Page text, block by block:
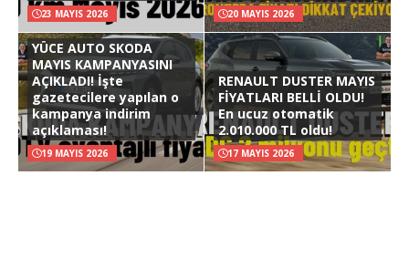
23 MAYIS 2026 20 MAYIS 2026
YÜCE AUTO SKODA
MAYIS KAMPANYASINI
AÇIKLADI! İşte
gazetecilere yapılan o
kampanya indirim
açıklaması!
19 MAYIS 2026
RENAULT DUSTER MAYIS
FİYATLARI BELLİ OLDU!
En ucuz otomatik
2.010.000 TL oldu!
17 MAYIS 2026